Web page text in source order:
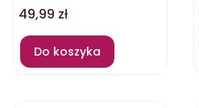
,,Goddess" 200ml
Cena
49,99 zł
Do koszyka